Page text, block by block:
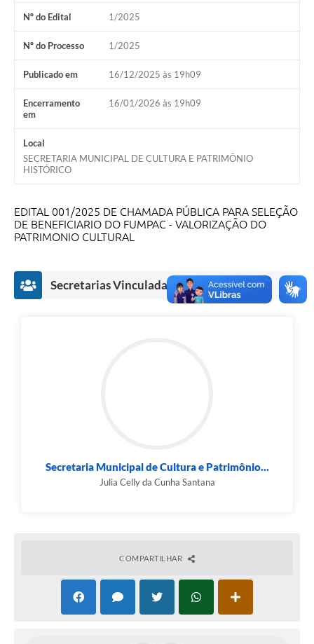
Contato
Notificações de Penalidades – Decisões
Notificações Ambientais
Notificações Obras e Posturas
Conselho Municipal de Conservação e Defesa do
Meio Ambiente-CODEMA
Galeria de Fotos
Audiências Públicas
A Prefeitura
Nº do Edital 1/2025
Nº do Processo 1/2025
Publicado em 16/12/2025 às 19h09
Encerramento
em
16/01/2026 às 19h09
Local
SECRETARIA MUNICIPAL DE CULTURA E PATRIMÔNIO
HISTÓRICO
EDITAL 001/2025 DE CHAMADA PÚBLICA PARA SELEÇÃO
DE BENEFICIARIO DO FUMPAC - VALORIZAÇÃO DO
PATRIMONIO CULTURAL
Secretarias Vinculadas
Secretaria Municipal de Cultura e Patrimônio...
Julia Celly da Cunha Santana
COMPARTILHAR